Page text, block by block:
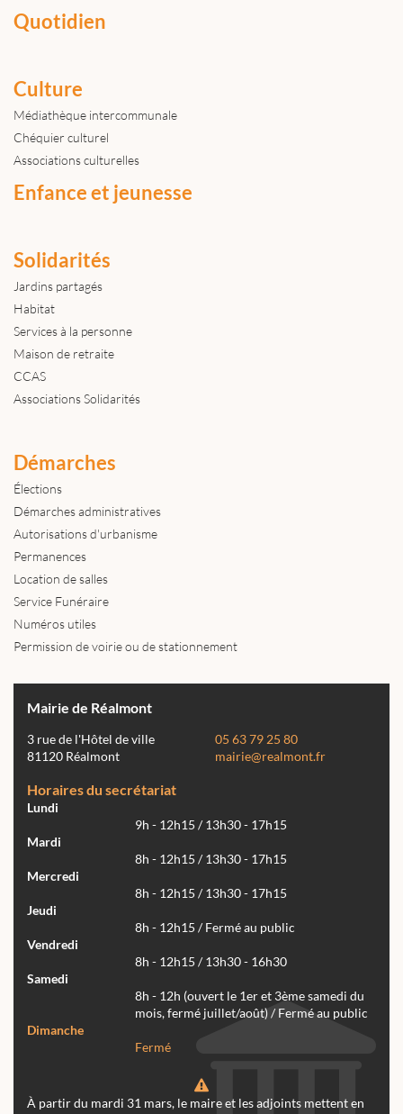
Quotidien
Culture
Médiathèque intercommunale
Chéquier culturel
Associations culturelles
Enfance et jeunesse
Solidarités
Jardins partagés
Habitat
Services à la personne
Maison de retraite
CCAS
Associations Solidarités
Démarches
Élections
Démarches administratives
Autorisations d'urbanisme
Permanences
Location de salles
Service Funéraire
Numéros utiles
Permission de voirie ou de stationnement
Mairie de Réalmont
3 rue de l'Hôtel de ville
81120 Réalmont
05 63 79 25 80
mairie@realmont.fr
Horaires du secrétariat
Lundi
9h - 12h15 / 13h30 - 17h15
Mardi
8h - 12h15 / 13h30 - 17h15
Mercredi
8h - 12h15 / 13h30 - 17h15
Jeudi
8h - 12h15 / Fermé au public
Vendredi
8h - 12h15 / 13h30 - 16h30
Samedi
8h - 12h (ouvert le 1er et 3ème samedi du
mois, fermé juillet/août) / Fermé au public
Dimanche
Fermé
À partir du mardi 31 mars, le maire et les adjoints mettent en